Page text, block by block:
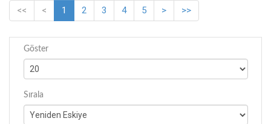
<< < 1 2 3 4 5 > >>
Göster
Sırala